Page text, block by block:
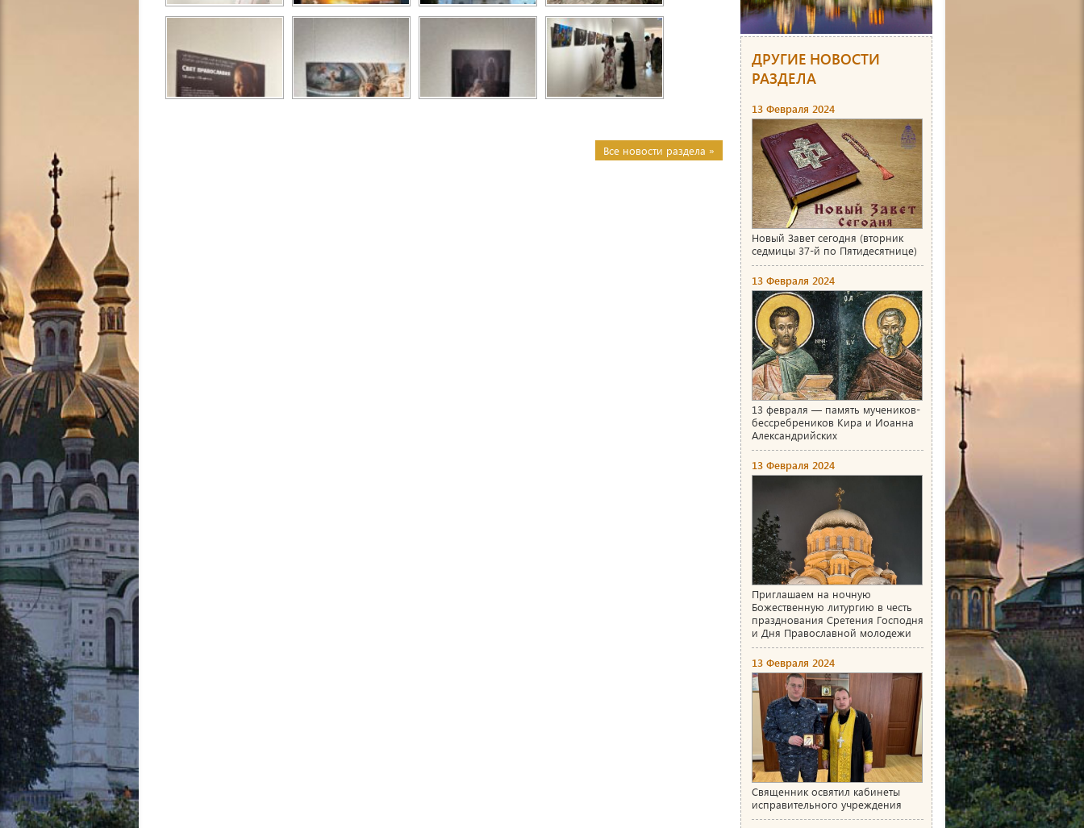
Все новости раздела »
ДРУГИЕ НОВОСТИ
РАЗДЕЛА
13 Февраля 2024
Новый Завет сегодня (вторник
седмицы 37-й по Пятидесятнице)
13 Февраля 2024
13 февраля — память мучеников-
бессребреников Кира и Иоанна
Александрийских
13 Февраля 2024
Приглашаем на ночную
Божественную литургию в честь
празднования Сретения Господня
и Дня Православной молодежи
13 Февраля 2024
Священник освятил кабинеты
исправительного учреждения